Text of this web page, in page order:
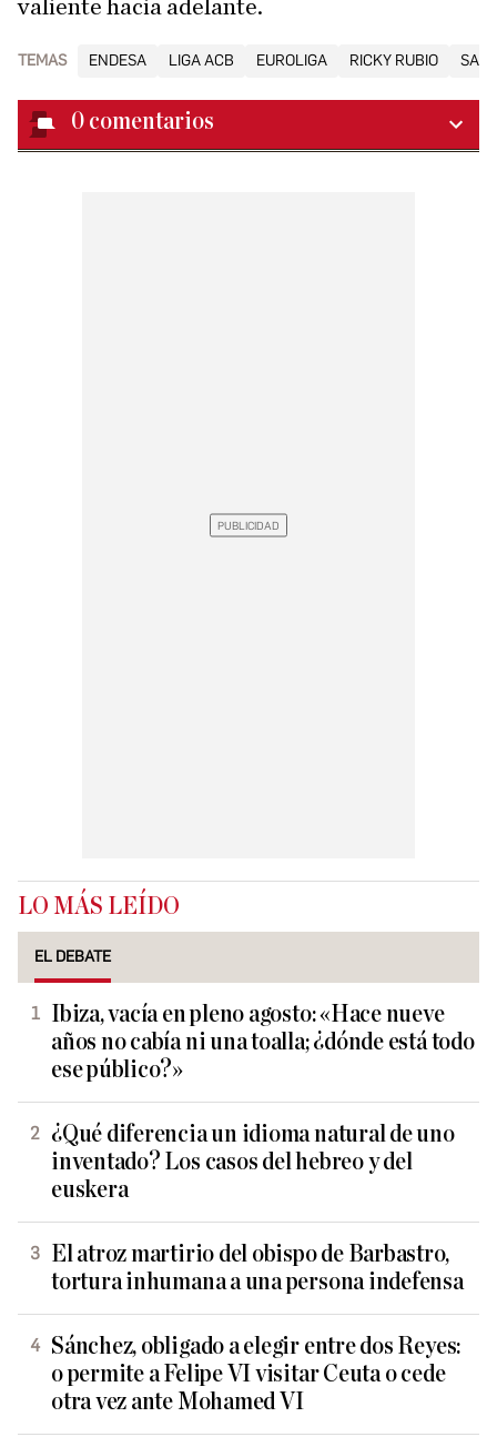
valiente hacia adelante.
TEMAS ENDESA LIGA ACB EUROLIGA RICKY RUBIO
0 comentarios
LO MÁS LEÍDO
EL DEBATE
Ibiza, vacía en pleno agosto: «Hace nueve
años no cabía ni una toalla; ¿dónde está todo
ese público?»
¿Qué diferencia un idioma natural de uno
inventado? Los casos del hebreo y del
euskera
El atroz martirio del obispo de Barbastro,
tortura inhumana a una persona indefensa
Sánchez, obligado a elegir entre dos Reyes:
o permite a Felipe VI visitar Ceuta o cede
otra vez ante Mohamed VI